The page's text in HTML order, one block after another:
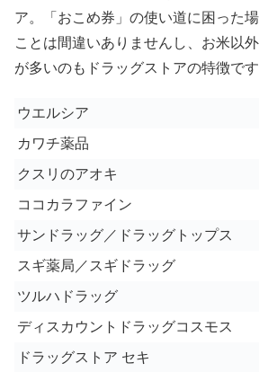
ア。「おこめ券」の使い道に困った
ことは間違いありませんし、お米以
が多いのもドラッグストアの特徴です
ウエルシア
カワチ薬品
クスリのアオキ
ココカラファイン
サンドラッグ／ドラッグトップス
スギ薬局／スギドラッグ
ツルハドラッグ
ディスカウントドラッグコスモス
ドラッグストア セキ